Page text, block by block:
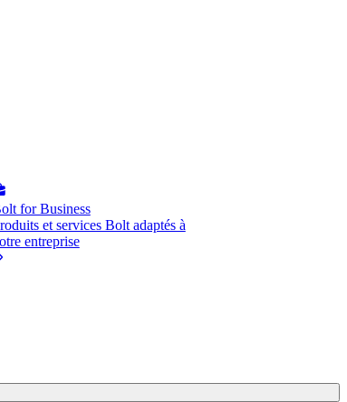
for Business
et services Bolt adaptés à
entreprise